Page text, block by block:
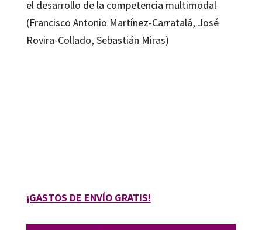
el desarrollo de la competencia multimodal
(Francisco Antonio Martínez-Carratalá, José
Rovira-Collado, Sebastián Miras)
¡GASTOS DE ENVÍO GRATIS!